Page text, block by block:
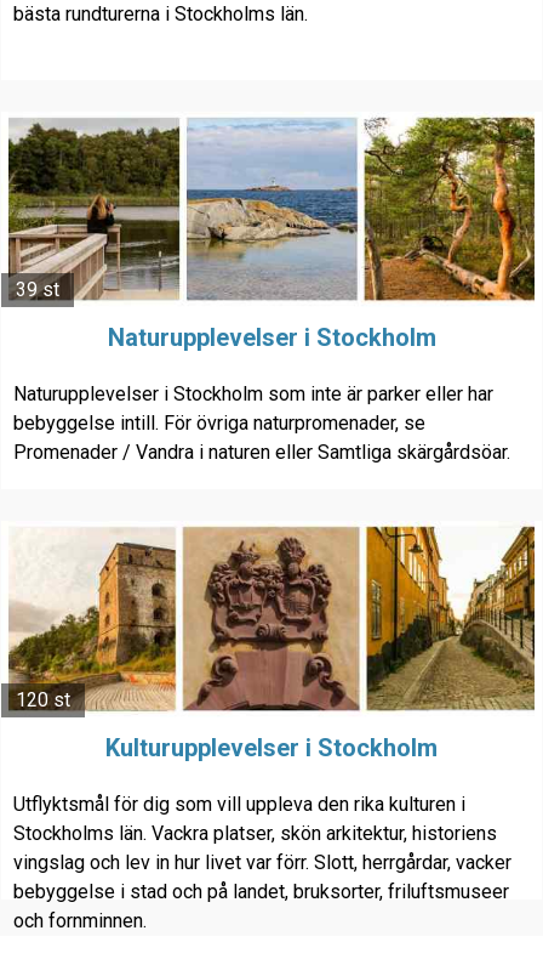
bästa rundturerna i Stockholms län.
39 st
Naturupplevelser i Stockholm
Naturupplevelser i Stockholm som inte är parker eller har
bebyggelse intill. För övriga naturpromenader, se
Promenader / Vandra i naturen eller Samtliga skärgårdsöar.
120 st
Kulturupplevelser i Stockholm
Utflyktsmål för dig som vill uppleva den rika kulturen i
Stockholms län. Vackra platser, skön arkitektur, historiens
vingslag och lev in hur livet var förr. Slott, herrgårdar, vacker
bebyggelse i stad och på landet, bruksorter, friluftsmuseer
och fornminnen.